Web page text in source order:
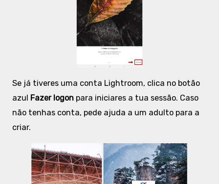
Se já tiveres uma conta Lightroom, clica no botão
azul Fazer logon para iniciares a tua sessão. Caso
não tenhas conta, pede ajuda a um adulto para a
criar.